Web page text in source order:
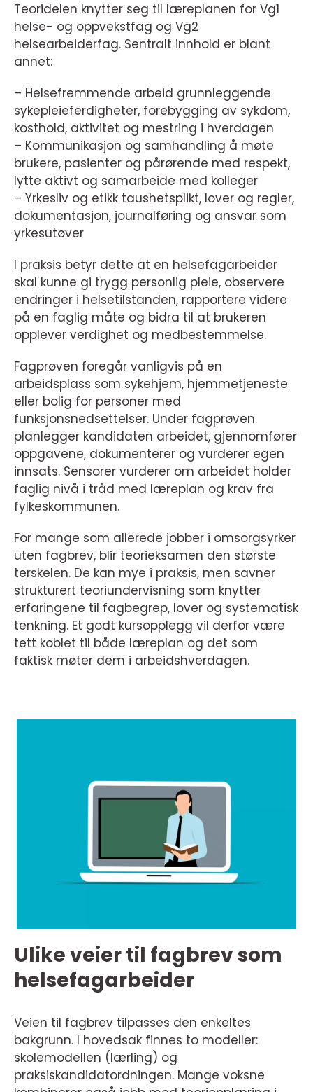
Teoridelen knytter seg til læreplanen for Vg1
helse- og oppvekstfag og Vg2
helsearbeiderfag. Sentralt innhold er blant
annet:
– Helsefremmende arbeid grunnleggende
sykepleieferdigheter, forebygging av sykdom,
kosthold, aktivitet og mestring i hverdagen
– Kommunikasjon og samhandling å møte
brukere, pasienter og pårørende med respekt,
lytte aktivt og samarbeide med kolleger
– Yrkesliv og etikk taushetsplikt, lover og regler,
dokumentasjon, journalføring og ansvar som
yrkesutøver
I praksis betyr dette at en helsefagarbeider
skal kunne gi trygg personlig pleie, observere
endringer i helsetilstanden, rapportere videre
på en faglig måte og bidra til at brukeren
opplever verdighet og medbestemmelse.
Fagprøven foregår vanligvis på en
arbeidsplass som sykehjem, hjemmetjeneste
eller bolig for personer med
funksjonsnedsettelser. Under fagprøven
planlegger kandidaten arbeidet, gjennomfører
oppgavene, dokumenterer og vurderer egen
innsats. Sensorer vurderer om arbeidet holder
faglig nivå i tråd med læreplan og krav fra
fylkeskommunen.
For mange som allerede jobber i omsorgsyrker
uten fagbrev, blir teorieksamen den største
terskelen. De kan mye i praksis, men savner
strukturert teoriundervisning som knytter
erfaringene til fagbegrep, lover og systematisk
tenkning. Et godt kursopplegg vil derfor være
tett koblet til både læreplan og det som
faktisk møter dem i arbeidshverdagen.
Ulike veier til fagbrev som
helsefagarbeider
Veien til fagbrev tilpasses den enkeltes
bakgrunn. I hovedsak finnes to modeller:
skolemodellen (lærling) og
praksiskandidatordningen. Mange voksne